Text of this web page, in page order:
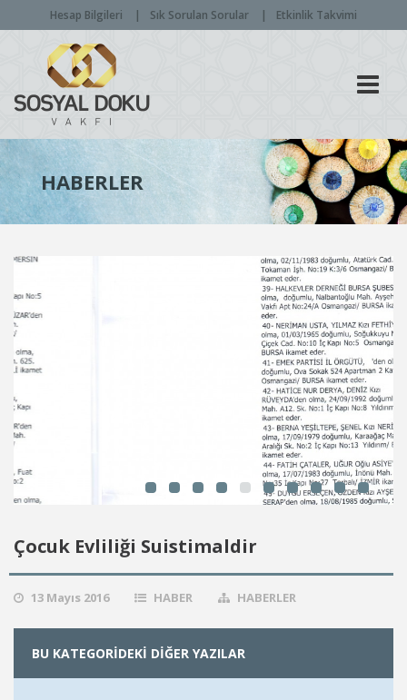
Hesap Bilgileri Sık Sorulan Sorular Etkinlik Takvimi
HABERLER
Çocuk Evliliği Suistimaldir
13 Mayıs 2016 HABER HABERLER
BU KATEGORIDEKI DIĞER YAZILAR